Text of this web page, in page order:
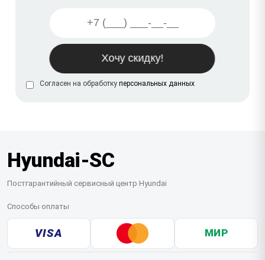
Согласен на обработку персональных данных
Hyundai-SC
Постгарантийный сервисный центр Hyundai
Способы оплаты
VISA МИР